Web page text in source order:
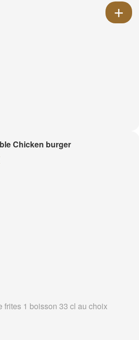
Chicken burger
frites 1 boisson 33 cl au choix